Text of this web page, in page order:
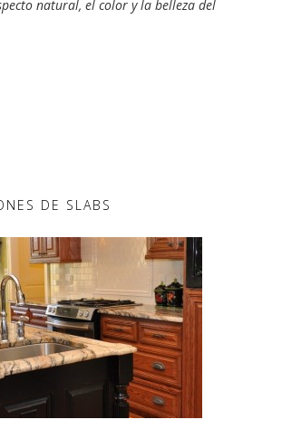
natural, el color y la belleza del
DE SLABS